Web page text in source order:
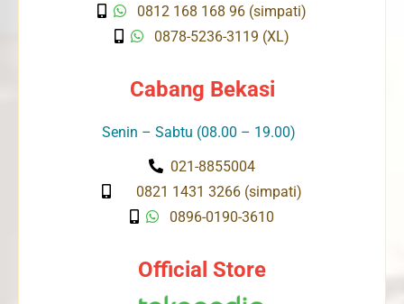
0812 168 168 96 (simpati)
0878-5236-3119 (XL)
Cabang Bekasi
Senin – Sabtu (08.00 – 19.00)
021-8855004
0821 1431 3266 (simpati)
0896-0190-3610
Official Store